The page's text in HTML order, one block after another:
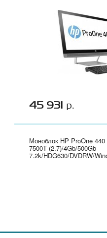
45 931 р.
Моноблок HP ProOne
7500T (2.7)/4Gb/500Gb
7.2k/HDG630/DVDRW/